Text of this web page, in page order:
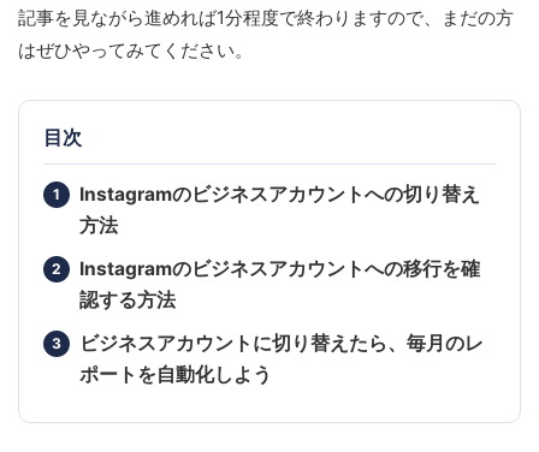
記事を見ながら進めれば1分程度で終わりますので、まだの方
はぜひやってみてください。
目次
Instagramのビジネスアカウントへの切り替え
方法
Instagramのビジネスアカウントへの移行を確
認する方法
ビジネスアカウントに切り替えたら、毎月のレ
ポートを自動化しよう